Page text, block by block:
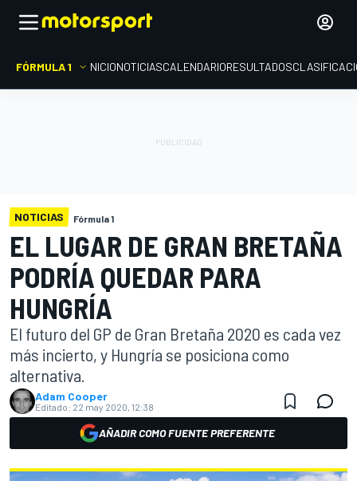
FÓRMULA 1 INICIONOTICIASCALENDARIORESULTADOS
NOTICIAS Fórmula 1
EL LUGAR DE GRAN BRETAÑA
PODRÍA QUEDAR PARA
HUNGRÍA
El futuro del GP de Gran Bretaña 2020 es cada vez
más incierto, y Hungría se posiciona como
alternativa.
Adam Cooper
Editado: 22 may 2020, 12:38
AÑADIR COMO FUENTE PREFERENTE